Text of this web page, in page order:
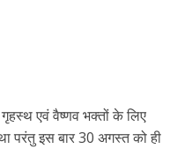
एवं वैष्णव भक्तों के लिए
परंतु इस बार 30 अगस्त को ही